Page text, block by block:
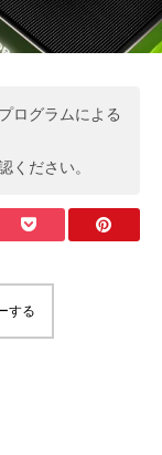
ログラムによる
ください。
する